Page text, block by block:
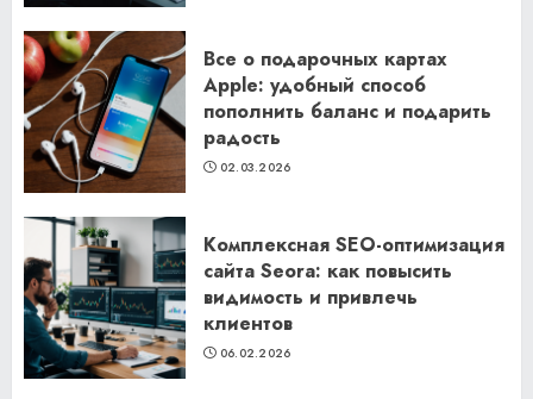
Все о подарочных картах
Apple: удобный способ
пополнить баланс и подарить
радость
02.03.2026
Комплексная SEO-оптимизация
сайта Seora: как повысить
видимость и привлечь
клиентов
06.02.2026